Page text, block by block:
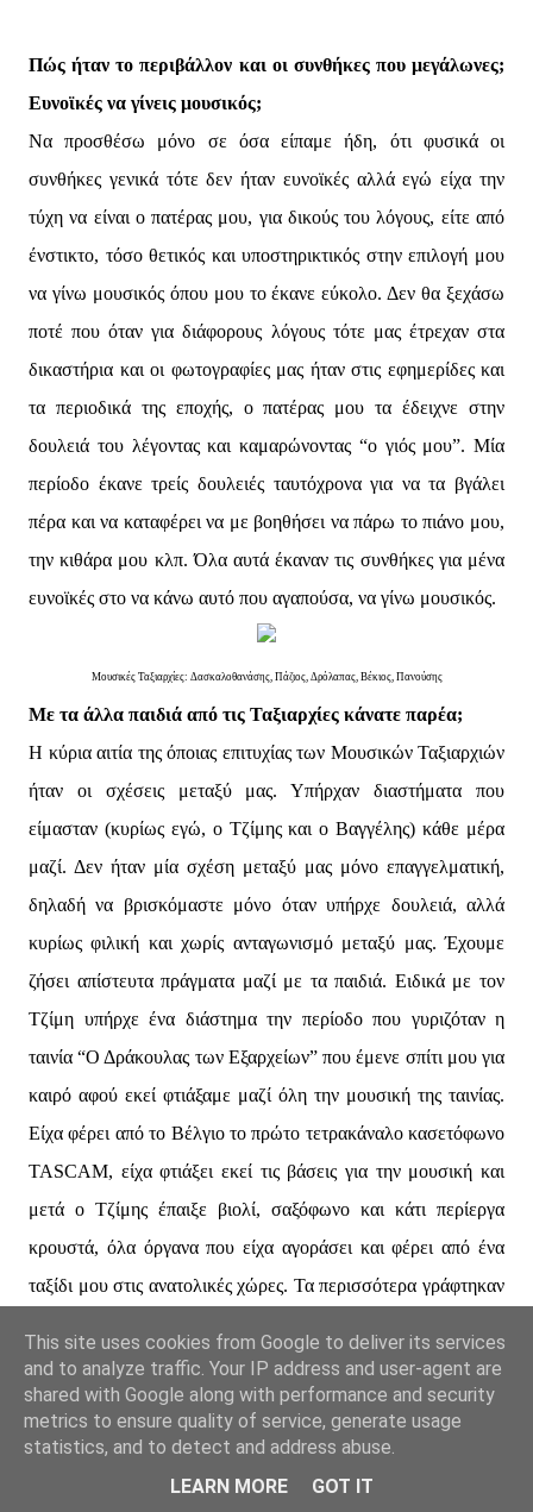
Πώς ήταν το περιβάλλον και οι συνθήκες που μεγάλωνες;
Ευνοϊκές να γίνεις μουσικός;
Να προσθέσω μόνο σε όσα είπαμε ήδη, ότι φυσικά οι
συνθήκες γενικά τότε δεν ήταν ευνοϊκές αλλά εγώ είχα την
τύχη να είναι ο πατέρας μου, για δικούς του λόγους, είτε από
ένστικτο, τόσο θετικός και υποστηρικτικός στην επιλογή μου
να γίνω μουσικός όπου μου το έκανε εύκολο. Δεν θα ξεχάσω
ποτέ που όταν για διάφορους λόγους τότε μας έτρεχαν στα
δικαστήρια και οι φωτογραφίες μας ήταν στις εφημερίδες και
τα περιοδικά της εποχής, ο πατέρας μου τα έδειχνε στην
δουλειά του λέγοντας και καμαρώνοντας “ο γιός μου”. Μία
περίοδο έκανε τρείς δουλειές ταυτόχρονα για να τα βγάλει
πέρα και να καταφέρει να με βοηθήσει να πάρω το πιάνο μου,
την κιθάρα μου κλπ. Όλα αυτά έκαναν τις συνθήκες για μένα
ευνοϊκές στο να κάνω αυτό που αγαπούσα, να γίνω μουσικός.
Μουσικές Ταξιαρχίες: Δασκαλοθανάσης, Πάζιος, Δρόλαπας, Βέκιος, Πανούσης
Με τα άλλα παιδιά από τις Ταξιαρχίες κάνατε παρέα;
Η κύρια αιτία της όποιας επιτυχίας των Μουσικών Ταξιαρχιών
ήταν οι σχέσεις μεταξύ μας. Υπήρχαν διαστήματα που
είμασταν (κυρίως εγώ, ο Τζίμης και ο Βαγγέλης) κάθε μέρα
μαζί. Δεν ήταν μία σχέση μεταξύ μας μόνο επαγγελματική,
δηλαδή να βρισκόμαστε μόνο όταν υπήρχε δουλειά, αλλά
κυρίως φιλική και χωρίς ανταγωνισμό μεταξύ μας. Έχουμε
ζήσει απίστευτα πράγματα μαζί με τα παιδιά. Ειδικά με τον
Τζίμη υπήρχε ένα διάστημα την περίοδο που γυριζόταν η
ταινία “Ο Δράκουλας των Εξαρχείων” που έμενε σπίτι μου για
καιρό αφού εκεί φτιάξαμε μαζί όλη την μουσική της ταινίας.
Είχα φέρει από το Βέλγιο το πρώτο τετρακάναλο κασετόφωνο
TASCAM, είχα φτιάξει εκεί τις βάσεις για την μουσική και
μετά ο Τζίμης έπαιξε βιολί, σαξόφωνο και κάτι περίεργα
κρουστά, όλα όργανα που είχα αγοράσει και φέρει από ένα
ταξίδι μου στις ανατολικές χώρες. Τα περισσότερα γράφτηκαν
ήξερε ο Τζίμης να παίζει αυτά τα όργανα; Όχι!!! Το
αποτέλεσμα όμως ήταν μαγικό!
Κάποια στιγμή ανέλαβες θέση στο περιοδικό «Μουσική»;
This site uses cookies from Google to deliver its services
and to analyze traffic. Your IP address and user-agent are
shared with Google along with performance and security
metrics to ensure quality of service, generate usage
statistics, and to detect and address abuse.
LEARN MORE
GOT IT